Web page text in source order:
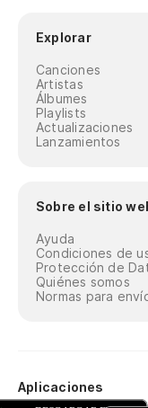
Explorar
Canciones
Artistas
Álbumes
Playlists
Actualizaciones
Lanzamientos
Sobre el sitio
Ayuda
Condiciones de
Protección de
Quiénes somos
Normas para
Aplicaciones